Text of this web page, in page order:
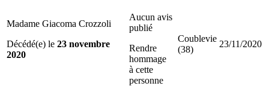
Madame Giacoma Crozzoli
Décédé(e) le 23 novembre
2020
Aucun avis
publié
Rendre
hommage
à cette
personne
Coublevie
(38)
23/11/2020